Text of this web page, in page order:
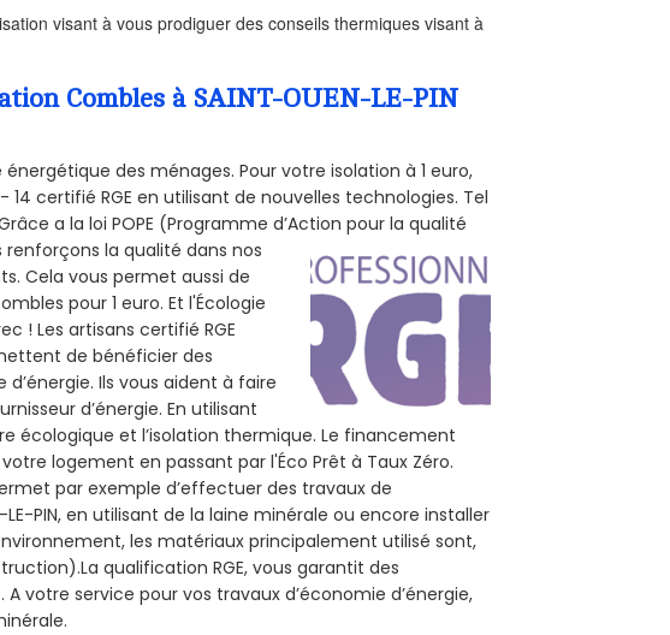
visant à vous prodiguer des conseils thermiques visant à
Combles à SAINT-OUEN-LE-PIN
des ménages. Pour votre isolation à 1 euro,
certifié RGE en utilisant de nouvelles technologies. Tel
a la loi POPE (Programme d’Action pour la qualité
la qualité dans nos
Cela vous permet aussi de
pour 1 euro. Et l'Écologie
! Les artisans certifié RGE
de bénéficier des
Ils vous aident à faire
d’énergie. En utilisant
écologique et l’isolation thermique. Le financement
logement en passant par l'Éco Prêt à Taux Zéro.
par exemple d’effectuer des travaux de
PIN, en utilisant de la laine minérale ou encore installer
les matériaux principalement utilisé sont,
qualification RGE, vous garantit des
A votre service pour vos travaux d’économie d’énergie,